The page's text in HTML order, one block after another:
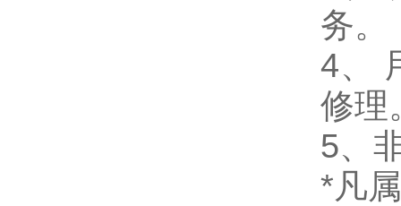
务。
4、
修理
5、
*凡